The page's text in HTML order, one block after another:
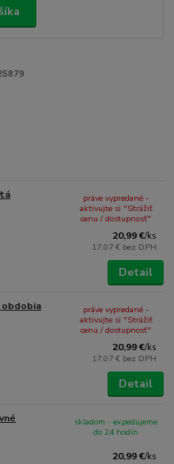
20,99 €/ks
17,07 € bez DPH
práve vypredané -
aktivujte si "Strážiť
cenu / dostupnosť"
Detail
obdobia
20,99 €/ks
17,07 € bez DPH
práve vypredané -
aktivujte si "Strážiť
cenu / dostupnosť"
Detail
20,99 €/ks
skladom - expedujeme
do 24 hodín